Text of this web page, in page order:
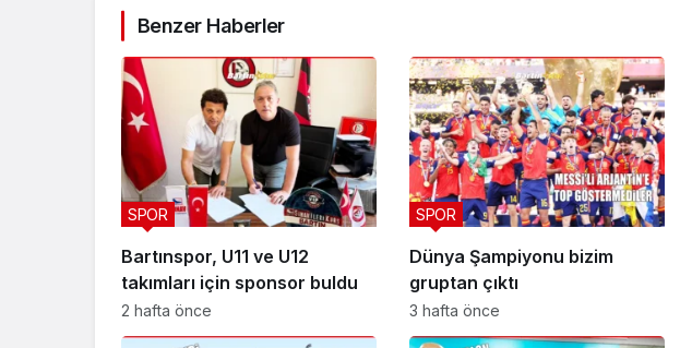
Benzer Haberler
Bartınspor, U11 ve U12
takımları için sponsor buldu
SPOR
2 hafta önce
Dünya Şampiyonu bizim
gruptan çıktı
SPOR
3 hafta önce